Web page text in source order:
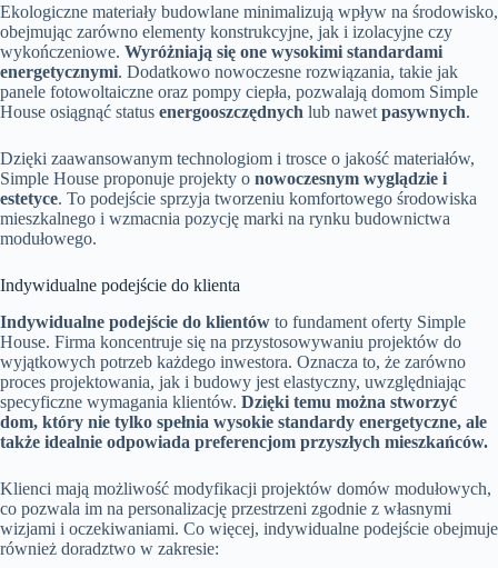
Ekologiczne materiały budowlane minimalizują wpływ na środowisko,
obejmując zarówno elementy konstrukcyjne, jak i izolacyjne czy
wykończeniowe. Wyróżniają się one wysokimi standardami
energetycznymi. Dodatkowo nowoczesne rozwiązania, takie jak
panele fotowoltaiczne oraz pompy ciepła, pozwalają domom Simple
House osiągnąć status energooszczędnych lub nawet pasywnych.
Dzięki zaawansowanym technologiom i trosce o jakość materiałów,
Simple House proponuje projekty o nowoczesnym wyglądzie i
estetyce. To podejście sprzyja tworzeniu komfortowego środowiska
mieszkalnego i wzmacnia pozycję marki na rynku budownictwa
modułowego.
Indywidualne podejście do klienta
Indywidualne podejście do klientów to fundament oferty Simple
House. Firma koncentruje się na przystosowywaniu projektów do
wyjątkowych potrzeb każdego inwestora. Oznacza to, że zarówno
proces projektowania, jak i budowy jest elastyczny, uwzględniając
specyficzne wymagania klientów. Dzięki temu można stworzyć
dom, który nie tylko spełnia wysokie standardy energetyczne, ale
także idealnie odpowiada preferencjom przyszłych mieszkańców.
Klienci mają możliwość modyfikacji projektów domów modułowych,
co pozwala im na personalizację przestrzeni zgodnie z własnymi
wizjami i oczekiwaniami. Co więcej, indywidualne podejście obejmuje
również doradztwo w zakresie: